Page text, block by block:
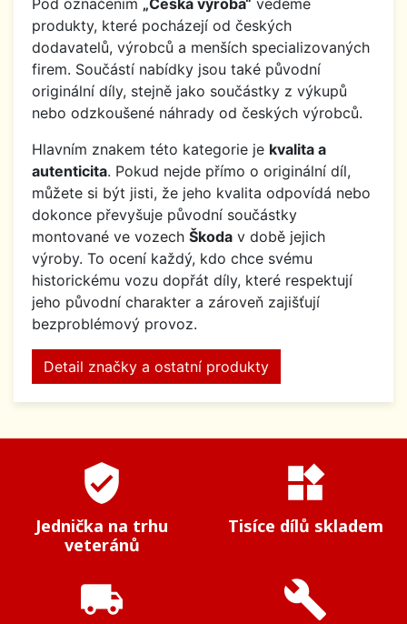
Pod označením „Česká výroba“ vedeme
produkty, které pocházejí od českých
dodavatelů, výrobců a menších specializovaných
firem. Součástí nabídky jsou také původní
originální díly, stejně jako součástky z výkupů
nebo odzkoušené náhrady od českých výrobců.
Hlavním znakem této kategorie je kvalita a
autenticita. Pokud nejde přímo o originální díl,
můžete si být jisti, že jeho kvalita odpovídá nebo
dokonce převyšuje původní součástky
montované ve vozech Škoda v době jejich
výroby. To ocení každý, kdo chce svému
historickému vozu dopřát díly, které respektují
jeho původní charakter a zároveň zajišťují
bezproblémový provoz.
Detail značky a ostatní produkty
verified_user
Jednička na trhu
veteránů
widgets
Tisíce dílů skladem
local_shipping build